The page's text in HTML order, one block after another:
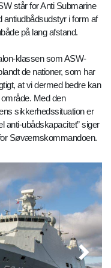
står for Anti Submarine
antiudbådsudstyr i form af
på lang afstand.
klassen som ASW-
de nationer, som har
at vi dermed bedre kan
Med den
sikkerhedssituation er
anti-ubådskapacitet” siger
Søværnskommandoen.